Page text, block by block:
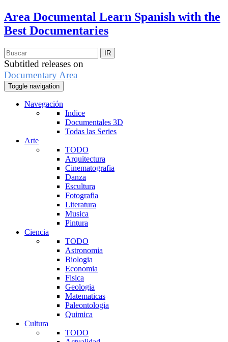
Area Documental Learn Spanish with the
Best Documentaries
Subtitled releases on
Documentary Area
Toggle navigation
Navegación
Indice
Documentales 3D
Todas las Series
Arte
TODO
Arquitectura
Cinematografia
Danza
Escultura
Fotografia
Literatura
Musica
Pintura
Ciencia
TODO
Astronomia
Biologia
Economia
Fisica
Geologia
Matematicas
Paleontologia
Quimica
Cultura
TODO